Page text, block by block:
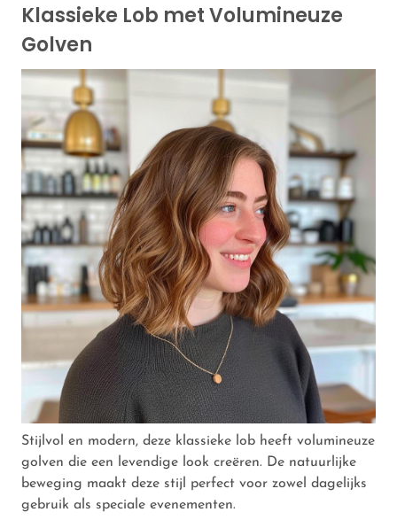
Klassieke Lob met Volumineuze
Golven
Stijlvol en modern, deze klassieke lob heeft volumineuze
golven die een levendige look creëren. De natuurlijke
beweging maakt deze stijl perfect voor zowel dagelijks
gebruik als speciale evenementen.